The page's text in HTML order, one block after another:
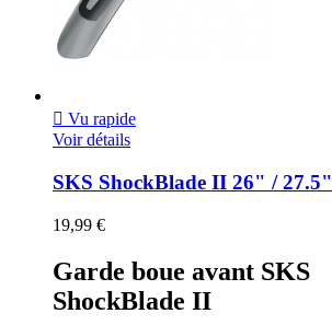
 Vu rapide
Voir détails
SKS ShockBlade II 26" / 27.5"
19,99 €
Garde boue avant SKS
ShockBlade II